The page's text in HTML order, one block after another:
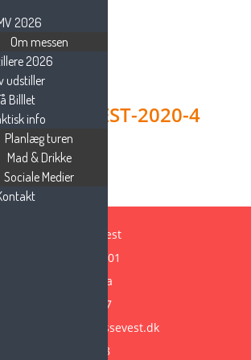
MESSE-VEST-2020-4
Beauty Messe Vest
Vestre Ringvej 101
7000 Fredericia
Tlf: 75 85 88 57
info@beautymessevest.dk
CVR: 36936568
2026
Om messen
2026
udstiller
Billlet
info
Planlæg turen
Mad & Drikke
Sociale Medier